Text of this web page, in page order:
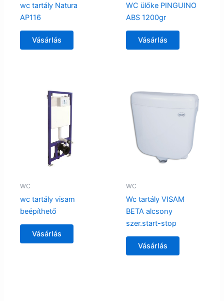
wc tartály Natura
AP116
Vásárlás
WC ülőke PINGUINO
ABS 1200gr
Vásárlás
WC
wc tartály visam
beépíthető
Vásárlás
WC
Wc tartály VISAM
BETA alcsony
szer.start-stop
Vásárlás